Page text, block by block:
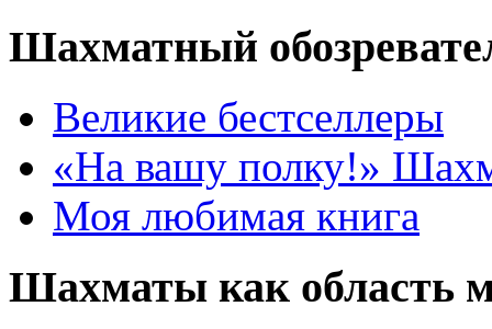
Шахматный
Великие бестселлеры
«На вашу полку!»
Моя любимая книга
Шахматы как область